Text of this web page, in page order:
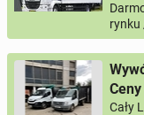
rynku
Cały